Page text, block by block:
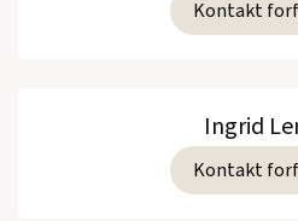
Kontakt
Ingrid
Kontakt